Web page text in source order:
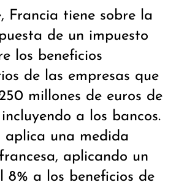
Francia tiene sobre la
de un impuesto
los beneficios
de las empresas que
millones de euros de
a los bancos.
aplica una medida
aplicando un
8% a los beneficios de